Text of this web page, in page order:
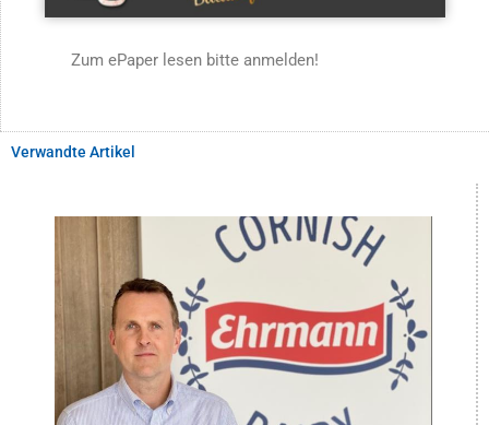
Zum ePaper lesen bitte anmelden!
Verwandte Artikel